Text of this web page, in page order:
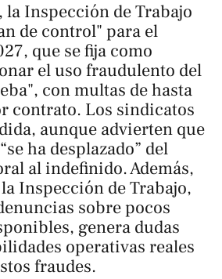
Inspección de Trabajo
de control" para el
que se fija como
el uso fraudulento del
con multas de hasta
contrato. Los sindicatos
aunque advierten que
ha desplazado” del
al indefinido. Además,
Inspección de Trabajo,
sobre pocos
genera dudas
operativas reales
fraudes.